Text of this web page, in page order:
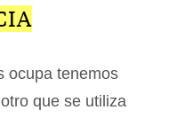
ocupa tenemos
que se utiliza